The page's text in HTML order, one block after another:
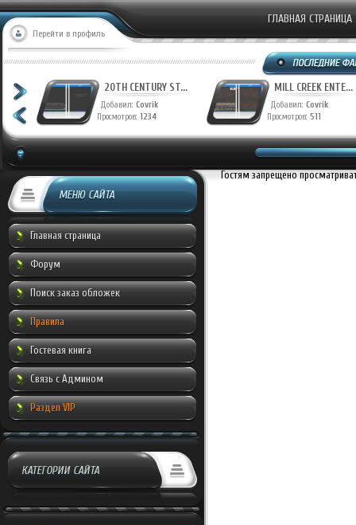
Перейти в профиль
ГЛАВНАЯ СТРАНИЦА
20TH CENTURY ST...
Добавил: Covrik
Просмотров: 1234
MILL CREEK ENTE...
Добавил: Covrik
Просмотров: 511
МЕНЮ САЙТА
Главная страница
Форум
Поиск заказ обложек
Правила
Гостевая книга
Связь с Админом
Раздел VIP
КАТЕГОРИИ САЙТА
Гостям запрещено